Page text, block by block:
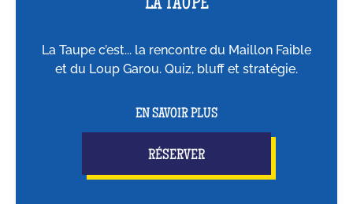
LA TAUPE
La Taupe c’est... la rencontre du Maillon Faible
et du Loup Garou. Quiz, bluff et stratégie.
EN SAVOIR PLUS
RÉSERVER